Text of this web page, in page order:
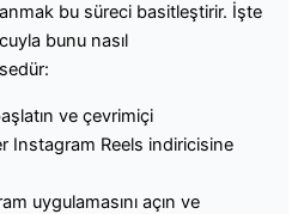
bu süreci basitleştirir. İşte
bunu nasıl
ve çevrimiçi
Instagram Reels indiricisine
uygulamasını açın ve